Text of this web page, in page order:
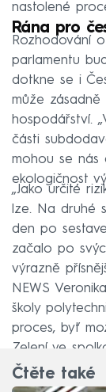
nastolené
Rána pro
Rozhodování
parlamentu
dotkne se i
může zásadně
hospodářství.
části
mohou se nás
ekologičnost
„Jako určité
lze. Na druhé
den po
začalo po
výrazně
NEWS
školy
proces, byť
Zelení ve
Čtěte také